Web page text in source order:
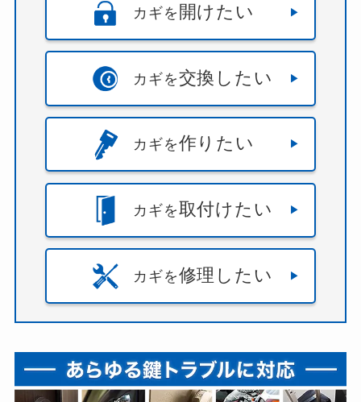
カギを 開けたい
カギを交換したい
カギを作りたい
カギを取付けたい
カギを修理したい